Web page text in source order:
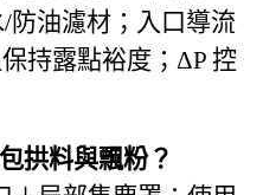
防油濾材；入口導流
持露點裕度；ΔP 控
拱料與飄粉？